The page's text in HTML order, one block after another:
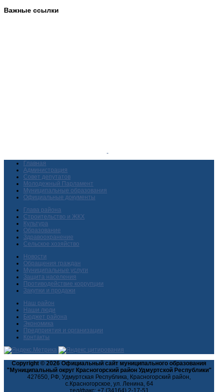
Важные ссылки
Главная
Администрация
Совет депутатов
Молодежный Парламент
Муниципальные образования
Официальные документы
Глава района
Строительство и ЖКХ
Культура
Образование
Здравоохранение
Сельское хозяйство
Новости
Обращения граждан
Муниципальные услуги
Защита населения
Противодействие коррупции
Закупки и продажи
Наш район
Наши люди
Бюджет района
Экономика
Предприятия и организации
Контакты
Copyright © 2026 Официальный сайт муниципального образования
"Муниципальный округ Красногорский район Удмуртской Республики"
427650, РФ, Удмуртская Республика, Красногорский район,
с.Красногорское, ул. Ленина, 64
тел/факс: +7 (34164) 2-17-51